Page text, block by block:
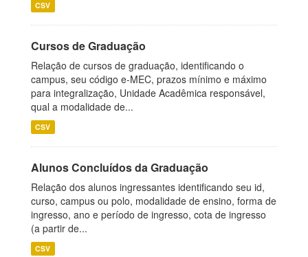
CSV
Cursos de Graduação
Relação de cursos de graduação, identificando o
campus, seu código e-MEC, prazos mínimo e máximo
para integralização, Unidade Acadêmica responsável,
qual a modalidade de...
CSV
Alunos Concluídos da Graduação
Relação dos alunos ingressantes identificando seu id,
curso, campus ou polo, modalidade de ensino, forma de
ingresso, ano e período de ingresso, cota de ingresso
(a partir de...
CSV